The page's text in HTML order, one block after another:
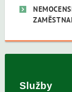
Služby